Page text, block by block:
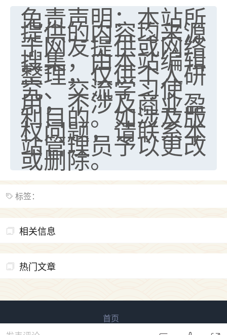
免责声明：本站所
提供的内容均来源
于网友提供或网络
搜集，由本站编辑
整理，仅供个人研
究、交流学习使
用，不涉及商业盈
利目的。如涉及版
权问题，请联系本
站管理员予以更改
或删除。
标签：
相关信息
热门文章
2天前 来自山西 15
首页
易用信息咨询 版权所有 鲁ICP备2023027138号-4